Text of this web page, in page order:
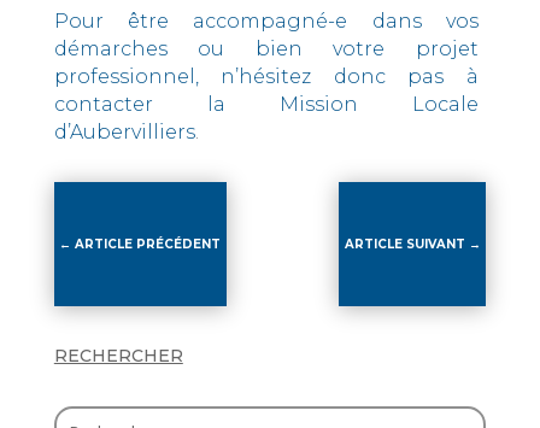
Pour être accompagné-e dans vos
démarches ou bien votre projet
professionnel, n’hésitez donc pas à
contacter la Mission Locale
d’Aubervilliers.
←ARTICLE PRÉCÉDENT ARTICLE SUIVANT →
RECHERCHER